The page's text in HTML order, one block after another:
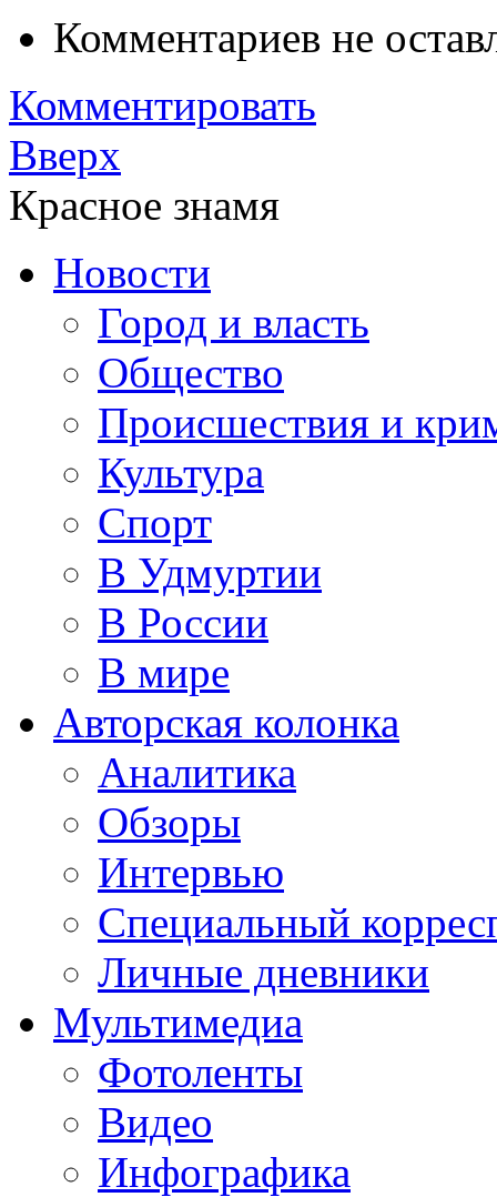
Комментариев не
Комментировать
Вверх
Красное знамя
Новости
Город и власть
Общество
Происшествия и
Культура
Спорт
В Удмуртии
В России
В мире
Авторская колонка
Аналитика
Обзоры
Интервью
Специальный
Личные дневники
Мультимедиа
Фотоленты
Видео
Инфографика